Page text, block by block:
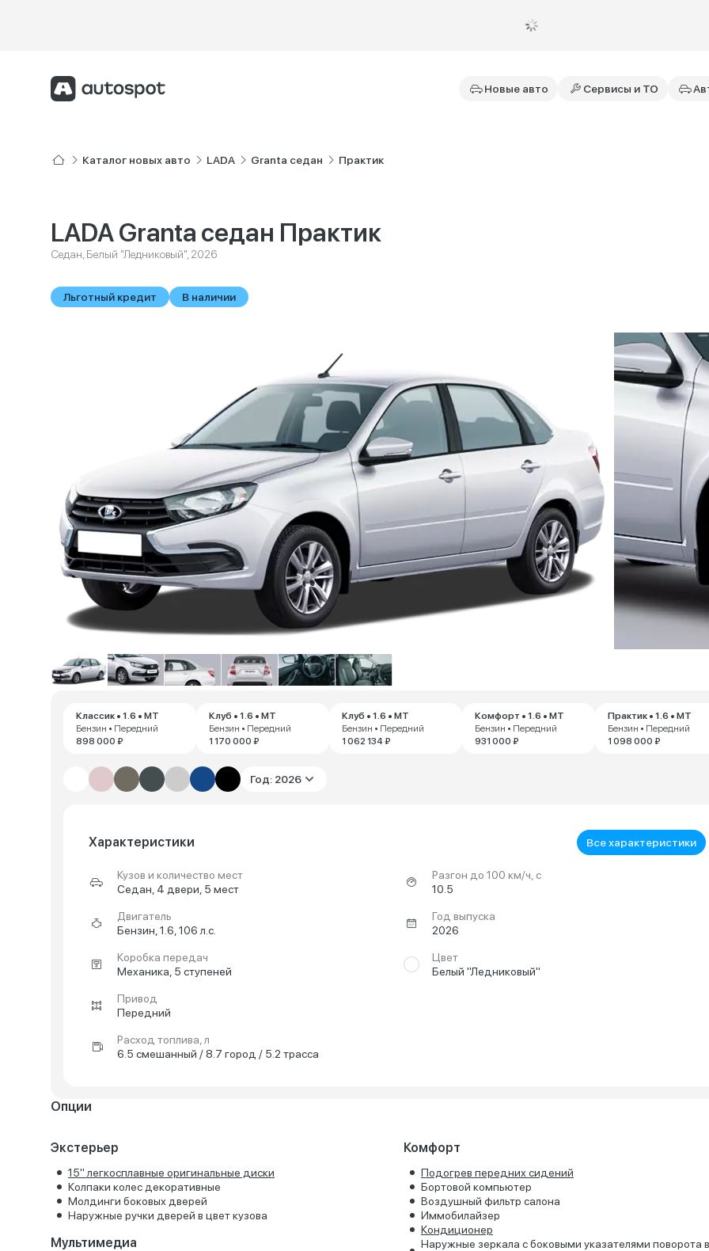
Новые авто Сервисы и ТО
Каталог новых авто LADA Granta седан Практик
LADA Granta седан Практик
Седан, Белый "Ледниковый", 2026
Льготный кредит В наличии
Классик • 1.6 • MT
Бензин • Передний
898 000 ₽
Клуб • 1.6 • MT
Бензин • Передний
1 170 000 ₽
Клуб • 1.6 • MT
Бензин • Передний
1 062 134 ₽
Комфорт • 1.6 • MT
Бензин • Передний
931 000 ₽
Практик • 1.6 • MT
Бензин • Передний
1 098 000 ₽
Год: 2026
Характеристики Все характеристики
Кузов и количество мест
Седан, 4 двери, 5 мест
Двигатель
Бензин, 1.6, 106 л.с.
Коробка передач
Механика, 5 ступеней
Привод
Передний
Расход топлива, л
6.5 смешанный / 8.7 город / 5.2 трасса
Разгон до 100 км/ч, с
10.5
Год выпуска
2026
Цвет
Белый "Ледниковый"
Опции
Экстерьер
15'' легкосплавные оригинальные диски
Колпаки колес декоративные
Молдинги боковых дверей
Наружные ручки дверей в цвет кузова
Мультимедиа
Комфорт
Подогрев передних сидений
Бортовой компьютер
Воздушный фильтр салона
Иммобилайзер
Кондиционер
Наружные зеркала с боковыми указателями поворота